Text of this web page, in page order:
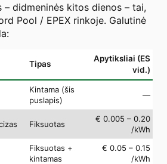
– didmeninės kitos dienos – tai,
Pool / EPEX rinkoje. Galutinė
Tipas
Apytiksliai (ES
vid.)
Kintama (šis
puslapis)
—
Fiksuotas
€ 0.005 – 0.20
/kWh
Fiksuotas +
kintamas
€ 0.05 – 0.15
/kWh